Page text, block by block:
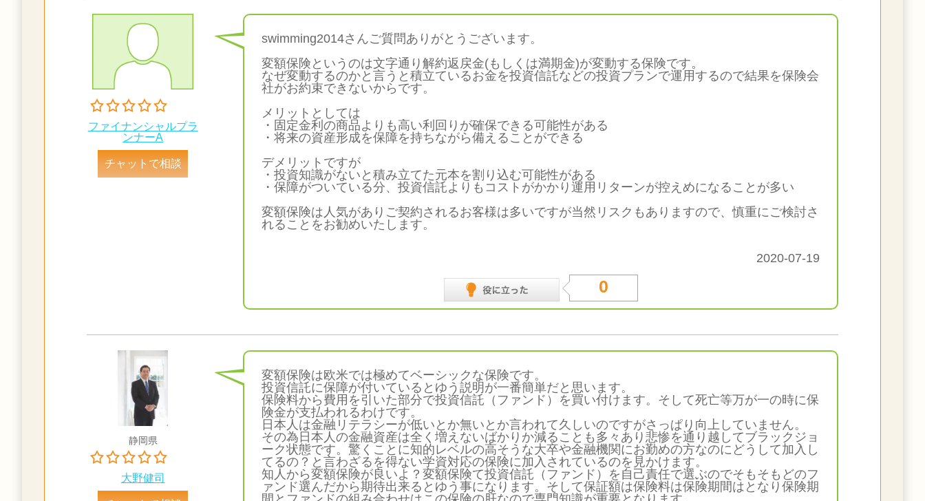
ファイナンシャルプラ
ンナーA
チャットで相談
swimming2014さんご質問ありがとうございます。
変額保険というのは文字通り解約返戻金(もしくは満期金)が変動する保険です。
なぜ変動するのかと言うと積立ているお金を投資信託などの投資プランで運用するので結果を保険会
社がお約束できないからです。
メリットとしては
・固定金利の商品よりも高い利回りが確保できる可能性がある
・将来の資産形成を保障を持ちながら備えることができる
デメリットですが
・投資知識がないと積み立てた元本を割り込む可能性がある
・保障がついている分、投資信託よりもコストがかかり運用リターンが控えめになることが多い
変額保険は人気がありご契約されるお客様は多いですが当然リスクもありますので、慎重にご検討さ
れることをお勧めいたします。
2020-07-19
0
静岡県
大野健司
変額保険は欧米では極めてベーシックな保険です。
投資信託に保障が付いているとゆう説明が一番簡単だと思います。
保険料から費用を引いた部分で投資信託（ファンド）を買い付けます。そして死亡等万が一の時に保
険金が支払われるわけです。
日本人は金融リテラシーが低いとか無いとか言われて久しいのですがさっぱり向上していません。
その為日本人の金融資産は全く増えないばかりか減ることも多々あり悲惨を通り越してブラックジョ
ーク状態です。驚くことに知的レベルの高そうな大卒や金融機関にお勤めの方なのにどうして加入し
てるの？と言わざるを得ない学資対応の保険に加入されているのを見かけます。
知人から変額保険が良いよ？変額保険て投資信託（ファンド）を自己責任で選ぶのでそもそもどのフ
ァンド選んだから期待出来るとゆう事になります。そして保証額は保険料は保険期間はとなり保険期